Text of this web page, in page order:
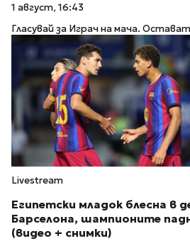
1 август, 16:43
Гласувай за Играч на мача.
Livestream
Египетски младок блесна в
Барселона, шампионите
(видео + снимки)